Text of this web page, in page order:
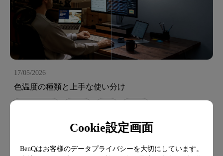
Cookie設定画面
BenQはお客様のデータプライバシーを大切にしています。
17/05/2026
色温度の種類と上手な使い分け